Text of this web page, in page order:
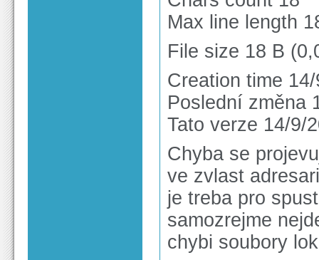
Max line length
File size 18 B
Creation time
Poslední změna
Tato verze 14/9/
Chyba se
ve zvlast
je treba pro
samozrejme
chybi soubory